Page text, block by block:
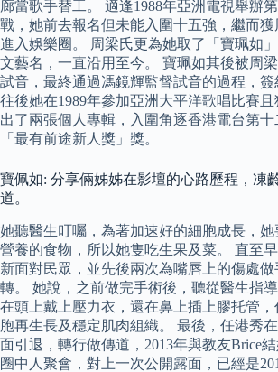
廊當歌手替工。 適逢1988年亞洲電視舉辦
戰，她前去報名但未能入圍十五強，繼而
進入娛樂圈。 周梁氏更為她取了「寶珮如
文藝名，一直沿用至今。 寶珮如其後被周
試音，最終通過馮鏡輝監督試音的過程，簽
往後她在1989年參加亞洲大平洋歌唱比賽
出了兩張個人專輯，入圍角逐香港電台第
「最有前途新人獎」獎。
寶佩如: 分享倆姊姊在影壇的心路歷程，凍
道。
她聽醫生叮囑，為著加速好的細胞成長，
營養的食物，所以她隻吃生果及菜。 直至
新面對民眾，並先後兩次為嘴唇上的傷處
轉。 她說，之前做完手術後，聽從醫生指
在頭上戴上壓力衣，還在鼻上插上膠托管
胞再生長及穩定肌肉組織。 最後，任港秀
面引退，轉行做傳道，2013年與教友Brice
圈中人聚會，對上一次公開露面，已經是